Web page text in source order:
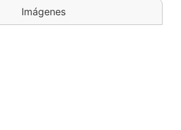
Imágenes